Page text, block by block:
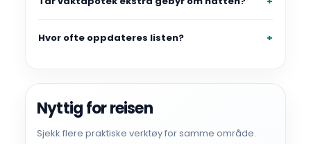
Hvor ofte oppdateres listen?
Nyttig for reisen
Sjekk flere praktiske verktøy for samme område.